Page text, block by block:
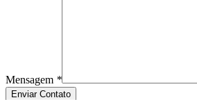
Mensagem *